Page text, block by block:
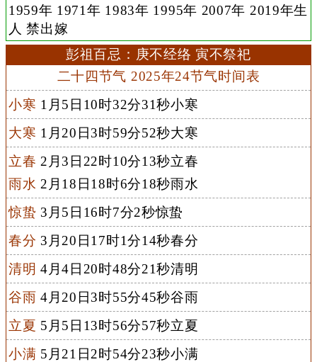
1959年 1971年 1983年 1995年 2007年 2019年生
人 禁出嫁
彭祖百忌：庚不经络 寅不祭祀
二十四节气 2025年24节气时间表
小寒 1月5日10时32分31秒小寒
大寒 1月20日3时59分52秒大寒
立春 2月3日22时10分13秒立春
雨水 2月18日18时6分18秒雨水
惊蛰 3月5日16时7分2秒惊蛰
春分 3月20日17时1分14秒春分
清明 4月4日20时48分21秒清明
谷雨 4月20日3时55分45秒谷雨
立夏 5月5日13时56分57秒立夏
小满 5月21日2时54分23秒小满